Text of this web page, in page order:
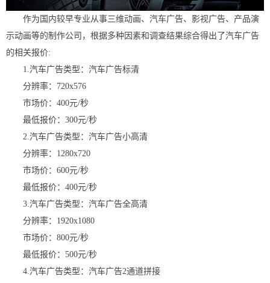
作为国内较早专业从事三维动画、汽车广告、影视广告、产品演
示动画等的制作公司，根据多种因素和调查结果综合得出了汽车广告
的相关报价:
1.汽车广告类型：汽车广告标清
分辨率：720x576
市场价：400元/秒
最低报价：300元/秒
2.汽车广告类型：汽车广告小高清
分辨率：1280x720
市场价：600元/秒
最低报价：400元/秒
3.汽车广告类型：汽车广告全高清
分辨率：1920x1080
市场价：800元/秒
最低报价：500元/秒
4.汽车广告类型：汽车广告2通道拼接